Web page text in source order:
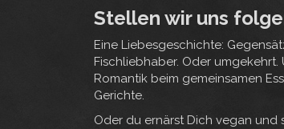
Stellen wir uns
Eine Liebesgeschichte:
Fischliebhaber. Oder
Romantik beim gemeinsamen
Gerichte.
Oder du ernärst Dich vegan und